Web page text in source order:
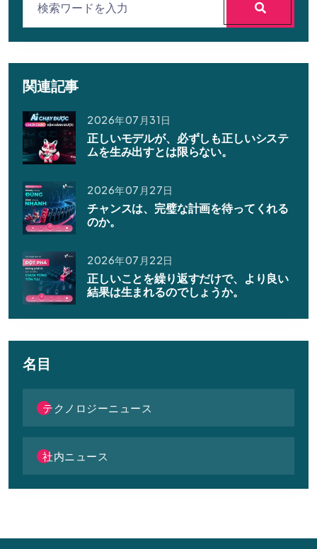
関連記事
2026年07月31日
正しいモデルが、必ずしも正しいシステ
ムを生み出すとは限らない。
2026年07月27日
チャンスは、完璧な計画を待ってくれる
のか。
2026年07月22日
正しいことを繰り返すだけで、より良い
結果は生まれるのでしょうか。
名目
テクノロジーニュース
社内ニュース